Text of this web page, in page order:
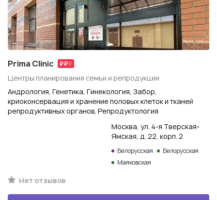
Prima Clinic
Центры планирования семьи и репродукции
Андрология, Генетика, Гинекология, Забор,
криоконсервация и хранение половых клеток и тканей
репродуктивных органов, Репродуктология
Москва, ул. 4-я Тверская-
Ямская, д. 22, корп. 2
Белорусская
Белорусская
Маяковская
Нет отзывов